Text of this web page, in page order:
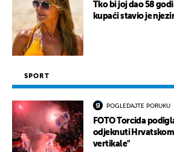
Tko bi joj dao 58
kupaći stavio je
SPORT
POGLEDAJTE PORUKU
FOTO Torcida
odjeknuti
vertikale"